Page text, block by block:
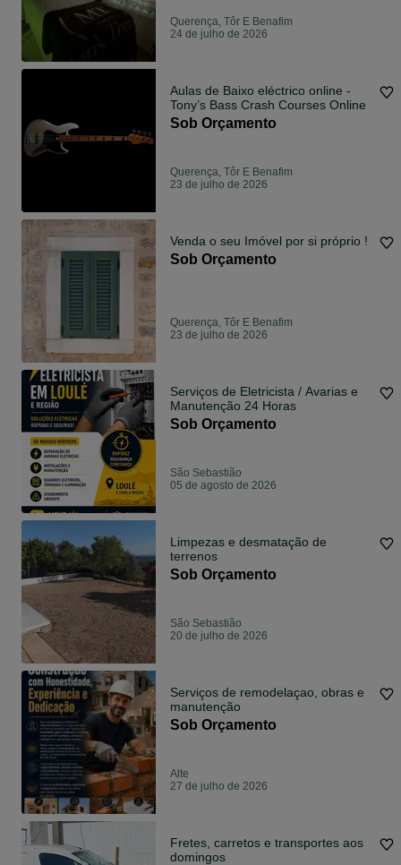
Querença, Tôr E Benafim
24 de julho de 2026
Aulas de Baixo eléctrico online -
Tony’s Bass Crash Courses Online
Sob Orçamento
Querença, Tôr E Benafim
23 de julho de 2026
Venda o seu Imóvel por si próprio !
Sob Orçamento
Querença, Tôr E Benafim
23 de julho de 2026
Serviços de Eletricista / Avarias e
Manutenção 24 Horas
Sob Orçamento
São Sebastião
05 de agosto de 2026
Limpezas e desmatação de
terrenos
Sob Orçamento
São Sebastião
20 de julho de 2026
Serviços de remodelaçao, obras e
manutenção
Sob Orçamento
Alte
27 de julho de 2026
Fretes, carretos e transportes aos
domingos